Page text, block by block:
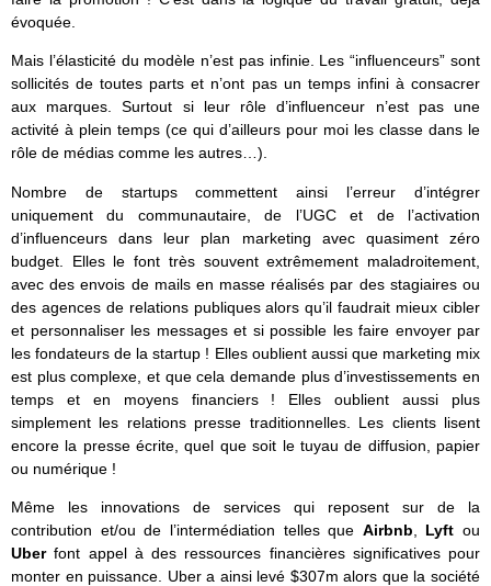
évoquée.
Mais l’élasticité du modèle n’est pas infinie. Les “influenceurs” sont
sollicités de toutes parts et n’ont pas un temps infini à consacrer
aux marques. Surtout si leur rôle d’influenceur n’est pas une
activité à plein temps (ce qui d’ailleurs pour moi les classe dans le
rôle de médias comme les autres…).
Nombre de startups commettent ainsi l’erreur d’intégrer
uniquement du communautaire, de l’UGC et de l’activation
d’influenceurs dans leur plan marketing avec quasiment zéro
budget. Elles le font très souvent extrêmement maladroitement,
avec des envois de mails en masse réalisés par des stagiaires ou
des agences de relations publiques alors qu’il faudrait mieux cibler
et personnaliser les messages et si possible les faire envoyer par
les fondateurs de la startup ! Elles oublient aussi que marketing mix
est plus complexe, et que cela demande plus d’investissements en
temps et en moyens financiers ! Elles oublient aussi plus
simplement les relations presse traditionnelles. Les clients lisent
encore la presse écrite, quel que soit le tuyau de diffusion, papier
ou numérique !
Même les innovations de services qui reposent sur de la
contribution et/ou de l’intermédiation telles que Airbnb Lyft ou
Uberfont appel à des ressources financières significatives pour
monter en puissance. Uber a ainsi levé $307m alors que la société